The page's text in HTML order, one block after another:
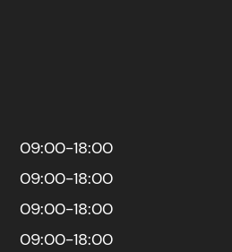
09:00-18:00
09:00-18:00
09:00-18:00
09:00-18:00